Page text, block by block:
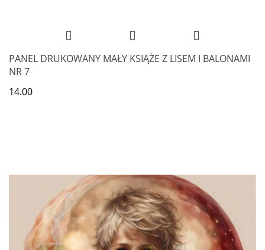
PANEL DRUKOWANY MAŁY KSIĄŻE Z LISEM I BALONAMI
NR 7
14.00